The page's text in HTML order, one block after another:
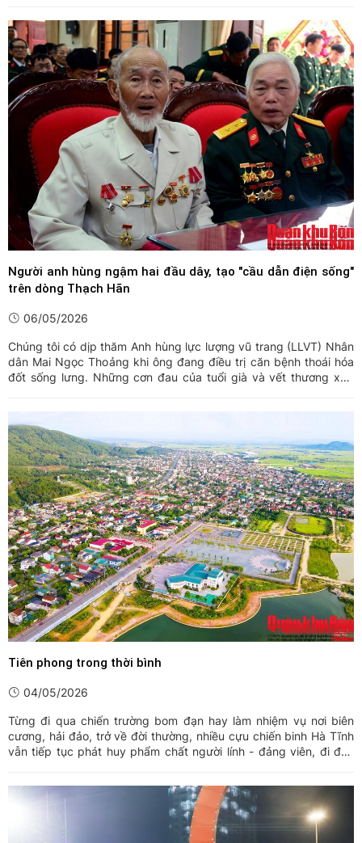
Người anh hùng ngậm hai đầu dây, tạo "cầu dẫn điện sống"
trên dòng Thạch Hãn
06/05/2026
Chúng tôi có dịp thăm Anh hùng lực lượng vũ trang (LLVT) Nhân
dân Mai Ngọc Thoảng khi ông đang điều trị căn bệnh thoái hóa
đốt sống lưng. Những cơn đau của tuổi già và vết thương xưa
Tiên phong trong thời bình
04/05/2026
Từng đi qua chiến trường bom đạn hay làm nhiệm vụ nơi biên
cương, hải đảo, trở về đời thường, nhiều cựu chiến binh Hà Tĩnh
vẫn tiếp tục phát huy phẩm chất người lính - đảng viên, đi đầu